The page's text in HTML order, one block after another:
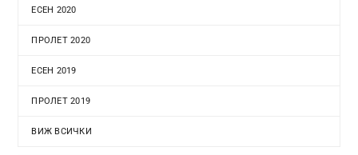
ЕСЕН 2020
ПРОЛЕТ 2020
ЕСЕН 2019
ПРОЛЕТ 2019
ВИЖ ВСИЧКИ